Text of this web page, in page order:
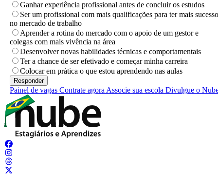
Ganhar experiência profissional antes de concluir os estudos
Ser um profissional com mais qualificações para ter mais sucesso
no mercado de trabalho
Aprender a rotina do mercado com o apoio de um gestor e
colegas com mais vivência na área
Desenvolver novas habilidades técnicas e comportamentais
Ter a chance de ser efetivado e começar minha carreira
Colocar em prática o que estou aprendendo nas aulas
Painel de vagas Contrate agora Associe sua escola Divulgue o